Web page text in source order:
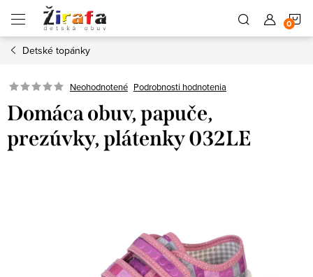
obsah
Detské topánky
Neohodnotené Podrobnosti hodnotenia
Domáca obuv, papuče,
prezúvky, plátenky 032LE